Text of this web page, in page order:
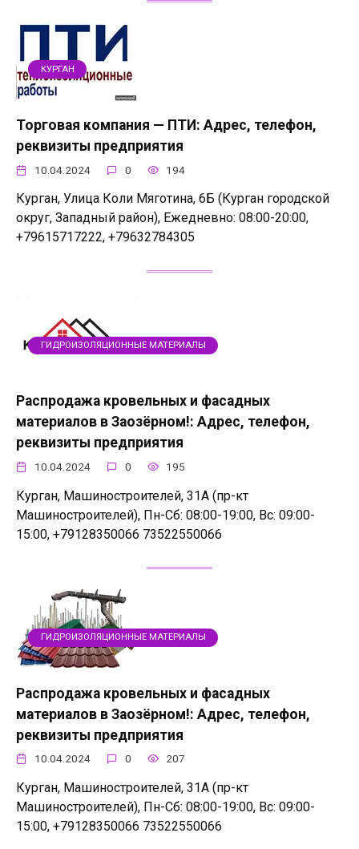
КУРГАН
Торговая компания — ПТИ: Адрес, телефон,
реквизиты предприятия
10.04.2024 0 194
Курган, Улица Коли Мяготина, 6Б (Курган городской
округ, Западный район), Ежедневно: 08:00-20:00,
+79615717222, +79632784305
ГИДРОИЗОЛЯЦИОННЫЕ МАТЕРИАЛЫ
Распродажа кровельных и фасадных
материалов в Заозёрном!: Адрес, телефон,
реквизиты предприятия
10.04.2024 0 195
Курган, Машиностроителей, 31А (пр-кт
Машиностроителей), Пн-Сб: 08:00-19:00, Вс: 09:00-
15:00, +79128350066 73522550066
ГИДРОИЗОЛЯЦИОННЫЕ МАТЕРИАЛЫ
Распродажа кровельных и фасадных
материалов в Заозёрном!: Адрес, телефон,
реквизиты предприятия
10.04.2024 0 207
Курган, Машиностроителей, 31А (пр-кт
Машиностроителей), Пн-Сб: 08:00-19:00, Вс: 09:00-
15:00, +79128350066 73522550066